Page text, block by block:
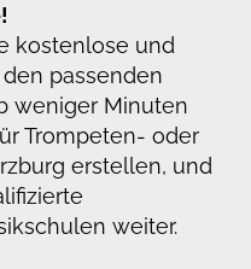
kostenlose und
passenden
weniger Minuten
Trompeten- oder
erstellen, und
weiter.